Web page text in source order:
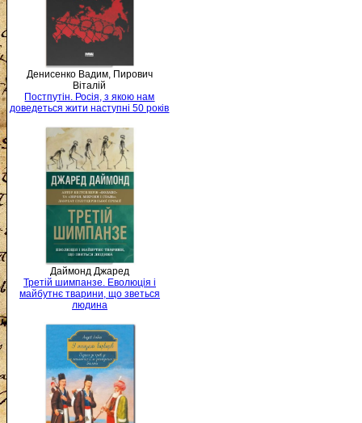
Денисенко Вадим, Пирович
Віталій
Постпутін. Росія, з якою нам
доведеться жити наступні 50 років
Даймонд Джаред
Третій шимпанзе. Еволюція і
майбутнє тварини, що зветься
людина